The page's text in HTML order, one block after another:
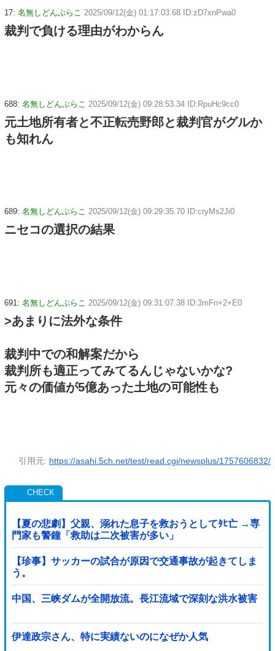
17: 名無しどんぶらこ 2025/09/12(金) 01:17:03.68 ID:zD7xnPwa0
裁判で負ける理由がわからん
688: 名無しどんぶらこ 2025/09/12(金) 09:28:53.34 ID:RpuHc9cc0
元土地所有者と不正転売野郎と裁判官がグルか
も知れん
689: 名無しどんぶらこ 2025/09/12(金) 09:29:35.70 ID:cryMs2Ji0
ニセコの選択の結果
691: 名無しどんぶらこ 2025/09/12(金) 09:31:07.38 ID:3mFn+2+E0
>あまりに法外な条件
裁判中での和解案だから
裁判所も適正ってみてるんじゃないかな?
元々の価値が5億あった土地の可能性も
引用元: https://asahi.5ch.net/test/read.cgi/newsplus/1757606832/
【夏の悲劇】父親、溺れた息子を救おうとしてﾀﾋ亡 →専
門家も警鐘「救助は二次被害が多い」
【珍事】サッカーの試合が原因で交通事故が起きてしま
う。
中国、三峡ダムが全開放流。長江流域で深刻な洪水被害
伊達政宗さん、特に実績ないのになぜか人気